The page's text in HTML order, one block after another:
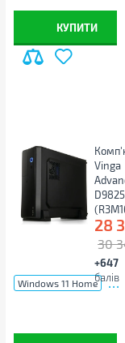
Примітка
КУПИТИ
Vinga
D9825
28
30
+647
балів
Windows 11 Home ...